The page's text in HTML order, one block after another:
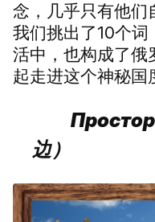
念，几乎只有他们
我们挑出了10个
活中，也构成了俄
起走进这个神秘国
Простор /
边）